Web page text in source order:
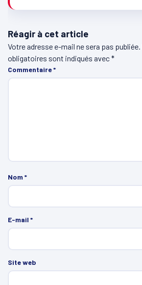
Réagir à cet article
Votre adresse e-mail ne sera pas publiée.
obligatoires sont indiqués avec*
Commentaire*
Nom *
E-mail *
Site web